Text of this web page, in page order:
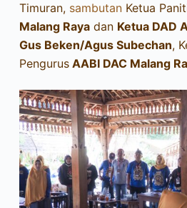
Timuran, sambutanKetua
Malang Rayadan Ketua DAD
Gus Beken/Agus Subechan,
PengurusAABI DAC Malang